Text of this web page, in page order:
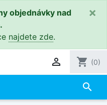
objednávky nad
najdete zde.
×
 shopping_cart (0)
search